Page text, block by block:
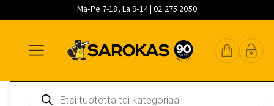
Ma-Pe 7-18, La 9-14 | 02 275 2050
navigointiin
sisältöön
pääsisältöön
search